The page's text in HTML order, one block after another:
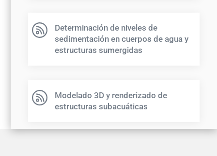
Determinación de niveles de
sedimentación en cuerpos de agua y
estructuras sumergidas
Modelado 3D y renderizado de
estructuras subacuáticas